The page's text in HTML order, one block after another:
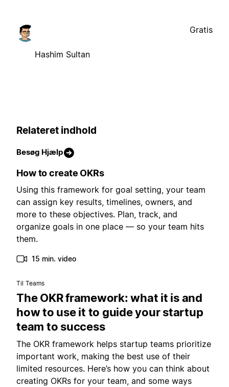
Hashim Sultan
Gratis
Relateret indhold
Besøg Hjælp
How to create OKRs
Using this framework for goal setting, your team
can assign key results, timelines, owners, and
more to these objectives. Plan, track, and
organize goals in one place — so your team hits
them.
15 min. video
Til Teams
The OKR framework: what it is and
how to use it to guide your startup
team to success
The OKR framework helps startup teams prioritize
important work, making the best use of their
limited resources. Here’s how you can think about
creating OKRs for your team, and some ways